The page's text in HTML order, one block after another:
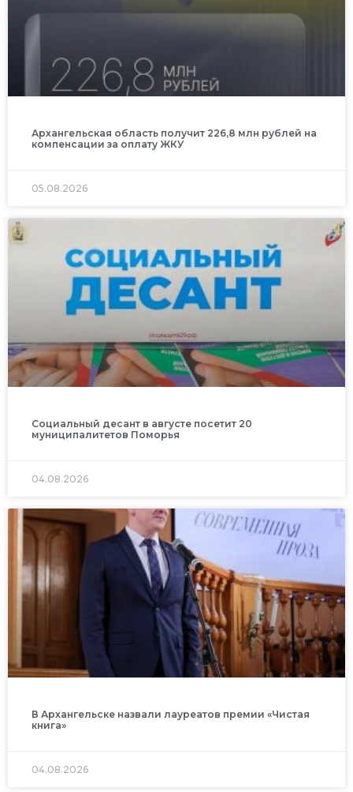
Архангельская область получит 226,8 млн рублей на
компенсации за оплату ЖКУ
05.08.2026
Социальный десант в августе посетит 20
муниципалитетов Поморья
04.08.2026
В Архангельске назвали лауреатов премии «Чистая
книга»
04.08.2026